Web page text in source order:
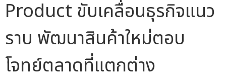
Product ขับเคลื่อนธุรกิจแนว
ราบ พัฒนาสินค้าใหม่ตอบ
โจทย์ตลาดที่แตกต่าง